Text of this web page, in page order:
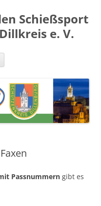
Schießsport
e. V.
Passnummern gibt es